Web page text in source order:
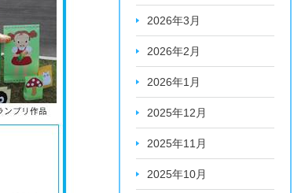
2026年3月
2026年2月
2026年1月
2025年12月
2025年11月
2025年10月